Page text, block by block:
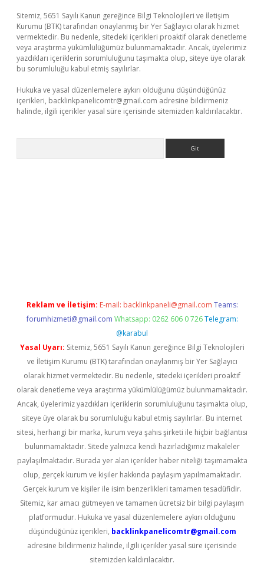
Sitemiz, 5651 Sayılı Kanun gereğince Bilgi Teknolojileri ve İletişim
Kurumu (BTK) tarafından onaylanmış bir Yer Sağlayıcı olarak hizmet
vermektedir. Bu nedenle, sitedeki içerikleri proaktif olarak denetleme
veya araştırma yükümlülüğümüz bulunmamaktadır. Ancak, üyelerimiz
yazdıkları içeriklerin sorumluluğunu taşımakta olup, siteye üye olarak
bu sorumluluğu kabul etmiş sayılırlar.
Hukuka ve yasal düzenlemelere aykırı olduğunu düşündüğünüz
içerikleri, backlinkpanelicomtr@gmail.com adresine bildirmeniz
halinde, ilgili içerikler yasal süre içerisinde sitemizden kaldırılacaktır.
Reklam ve İletişim: E-mail: backlinkpaneli@gmail.com Teams:
forumhizmeti@gmail.com Whatsapp: 0262 606 0 726 Telegram:
@karabul
Yasal Uyarı: Sitemiz, 5651 Sayılı Kanun gereğince Bilgi Teknolojileri
ve İletişim Kurumu (BTK) tarafından onaylanmış bir Yer Sağlayıcı
olarak hizmet vermektedir. Bu nedenle, sitedeki içerikleri proaktif
olarak denetleme veya araştırma yükümlülüğümüz bulunmamaktadır.
Ancak, üyelerimiz yazdıkları içeriklerin sorumluluğunu taşımakta olup,
siteye üye olarak bu sorumluluğu kabul etmiş sayılırlar. Bu internet
sitesi, herhangi bir marka, kurum veya şahıs şirketi ile hiçbir bağlantısı
bulunmamaktadır. Sitede yalnızca kendi hazırladığımız makaleler
paylaşılmaktadır. Burada yer alan içerikler haber niteliği taşımamakta
olup, gerçek kurum ve kişiler hakkında paylaşım yapılmamaktadır.
Gerçek kurum ve kişiler ile isim benzerlikleri tamamen tesadüfidir.
Sitemiz, kar amacı gütmeyen ve tamamen ücretsiz bir bilgi paylaşım
platformudur. Hukuka ve yasal düzenlemelere aykırı olduğunu
düşündüğünüz içerikleri, backlinkpanelicomtr@gmail.com
adresine bildirmeniz halinde, ilgili içerikler yasal süre içerisinde
sitemizden kaldırılacaktır.